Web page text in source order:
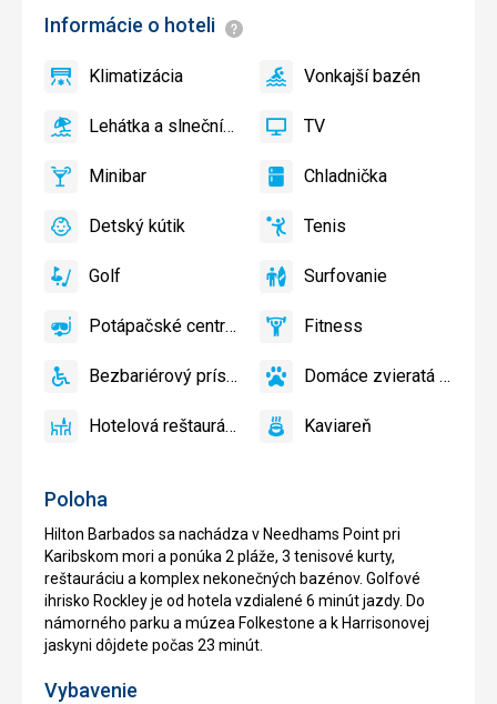
Poloha
Hilton Barbados sa nachádza v Needhams Point pri
Karibskom mori a ponúka 2 pláže, 3 tenisové kurty,
reštauráciu a komplex nekonečných bazénov. Golfové
ihrisko Rockley je od hotela vzdialené 6 minút jazdy. Do
námorného parku a múzea Folkestone a k Harrisonovej
jaskyni dôjdete počas 23 minút.
Vybavenie
Informácie o hoteli Informácie
Klimatizácia
Klimatizácia
áno
VonkajšíVonkajší bazén
áno
Lehátka
slnečníky
bazéne
Lehátka a slnečníky pri bazéne zadarmo
áno TV TV
áno
Minibar,Minibar
áno Chladnička
Chladnička
áno
Detský
Detský
Detský kútik
áno TenisTenis
áno
Golf Golf
áno Surfovanie
Surfovanie
áno
Potápačské
Potápačské centrum
áno FitnessFitness
áno
Bezbariérový
Bezbariérový prístup
áno
Domáce
povolené
Domáce zvieratá povolené
áno
Hotelová
Hotelová reštaurácia
áno KaviareňKaviareň
áno